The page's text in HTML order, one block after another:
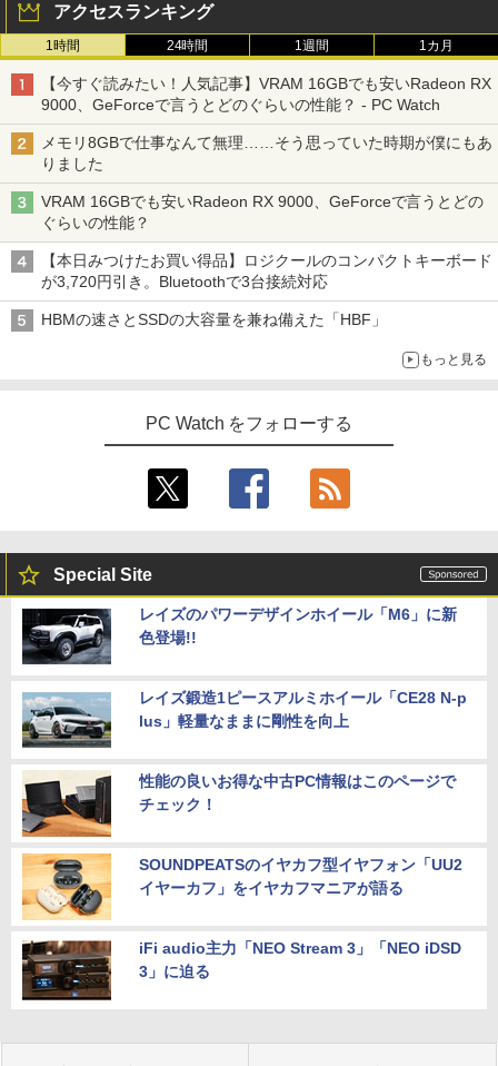
アクセスランキング
1時間 24時間 1週間 1カ月
【今すぐ読みたい！人気記事】VRAM 16GBでも安いRadeon RX
9000、GeForceで言うとどのぐらいの性能？ - PC Watch
メモリ8GBで仕事なんて無理……そう思っていた時期が僕にもあ
りました
VRAM 16GBでも安いRadeon RX 9000、GeForceで言うとどの
ぐらいの性能？
【本日みつけたお買い得品】ロジクールのコンパクトキーボード
が3,720円引き。Bluetoothで3台接続対応
HBMの速さとSSDの大容量を兼ね備えた「HBF」
もっと見る
PC Watch をフォローする
Special Site
レイズのパワーデザインホイール「M6」に新
色登場!!
レイズ鍛造1ピースアルミホイール「CE28 N-p
lus」軽量なままに剛性を向上
性能の良いお得な中古PC情報はこのページで
チェック！
SOUNDPEATSのイヤカフ型イヤフォン「UU2
イヤーカフ」をイヤカフマニアが語る
iFi audio主力「NEO Stream 3」「NEO iDSD
3」に迫る